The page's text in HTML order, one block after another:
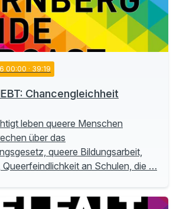
00:00 · 39:19
Chancengleichheit
leben queere Menschen
über das
queere Bildungsarbeit,
Queerfeindlichkeit an Schulen, die …